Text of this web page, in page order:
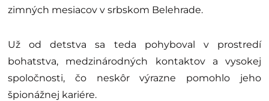
zimných mesiacov v srbskom Belehrade.
Už od detstva sa teda pohyboval v prostredí
bohatstva, medzinárodných kontaktov a vysokej
spoločnosti, čo neskôr výrazne pomohlo jeho
špionážnej kariére.